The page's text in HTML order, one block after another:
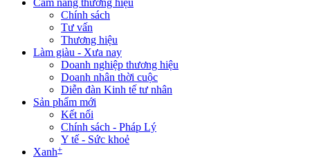
Cẩm nang thương hiệu
Chính sách
Tư vấn
Thương hiệu
Làm giàu - Xưa nay
Doanh nghiệp thương hiệu
Doanh nhân thời cuộc
Diễn đàn Kinh tế tư nhân
Sản phẩm mới
Kết nối
Chính sách - Pháp Lý
Y tế - Sức khoẻ
Xanh+